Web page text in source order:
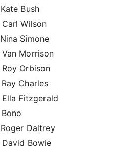
Bush
Wilson
Simone
Morrison
Orbison
Charles
Ella Fitzgerald
Daltrey
David Bowie